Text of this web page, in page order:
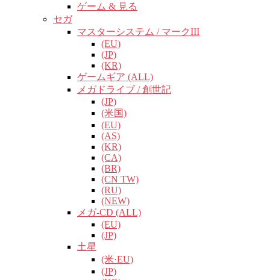
ゲーム & 見る
セガ
マスターシステム / マークIII
(EU)
(JP)
(KR)
ゲームギア (ALL)
メガドライブ / 創世記
(JP)
(米国)
(EU)
(AS)
(KR)
(CA)
(BR)
(CN TW)
(RU)
(NEW)
メガ-CD (ALL)
(EU)
(JP)
土星
(米·EU)
(JP)